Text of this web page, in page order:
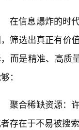
在信息爆炸的时
筛选出真正有价
而是精准、高质
：
聚合稀缺资源：
存在于不易被搜